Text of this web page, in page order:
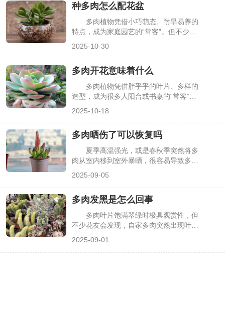
种多肉怎么配花盆
多肉植物凭借小巧萌态、耐旱易养的
特点，成为家庭园艺的“常客”。但不少人
不透气的材质会闷坏根系，甚至影响多
肉“出状态”。其实花盆的材质、尺寸、形
状都需与多肉品种、生长阶段适配，选对
花盆能让多肉长势更旺、颜值更高，下面
详细介绍种多肉的花盆搭配方法。
2025-10-30
多肉开花意味着什么
多肉植物凭借胖乎乎的叶片、多样的
造型，成为很多人阳台或书桌的“常客”。
株长出细长的花箭，绽放出小巧的花朵
——有人觉得新奇，也有人担心“开花会
消耗养分，导致多肉死亡”。其实多肉开
花并非偶然，背后藏着植株生长的关键信
号，既代表正常的生命周期，也需要结合
品种与状态做好养护，下面详细解析多肉
开花的含义及应对方法。
2025-10-18
多肉晒伤了可以恢复吗
夏季高温强光，或是春秋季突然将多
肉从室内移到室外暴晒，很容易导致多肉
晒伤——叶片出现褐色斑点、焦枯边缘，
伤的多肉会慌神，担心植株就此枯萎。其
实多肉晒伤后能否恢复，取决于晒伤程度
和后续处理是否得当，轻度晒伤通过正确
养护可慢慢恢复，严重晒伤则需及时干
预，下面详细说明。
2025-09-05
多肉发黑是怎么回事
多肉叶片饱满翠绿时极具观赏性，但
不少花友会发现，自家多肉突然出现叶片
理，很快会蔓延至整株。其实多肉发黑并
2025-09-01